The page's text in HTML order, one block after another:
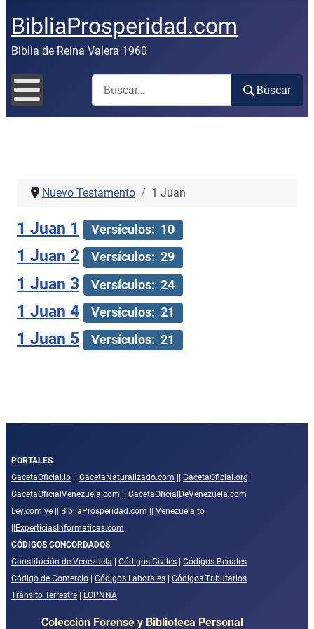
BibliaProsperidad.com
Biblia de Reina Valera 1960
Buscar
Buscar
Nuevo Testamento 1 Juan
1 Juan 1 Versículos: 10
1 Juan 2 Versículos: 29
1 Juan 3 Versículos: 24
1 Juan 4 Versículos: 21
1 Juan 5 Versículos: 21
PORTALES
GacetaOficial.io
GacetaNaturalizado.com
GacetaOficial.org
GacetaOficialVenezuela.com
GacetaOficialDeVenezuela.com
Ley.com.ve
BibliaProsperidad.com
Venezuela.to
ExperticiasInformaticas.com
CÓDIGOS CONCORDADOS
Constitución de Venezuela
Códigos Civiles
Códigos Penales
Código de Comercio
Códigos Laborales
Códigos Tributarios
Tránsito Terrestre
LOPNNA
Colección Forense y Biblioteca Personal